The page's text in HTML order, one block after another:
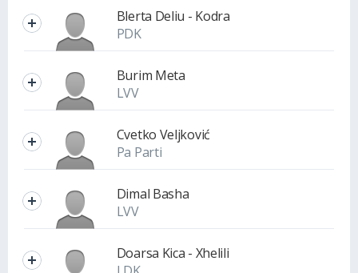
Blerta Deliu - Kodra
PDK
Burim Meta
LVV
Cvetko Veljković
Pa Parti
Dimal Basha
LVV
Doarsa Kica - Xhelili